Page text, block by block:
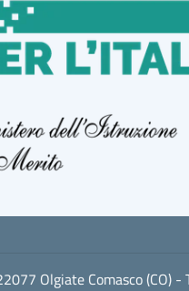
Olgiate Comasco (CO) -